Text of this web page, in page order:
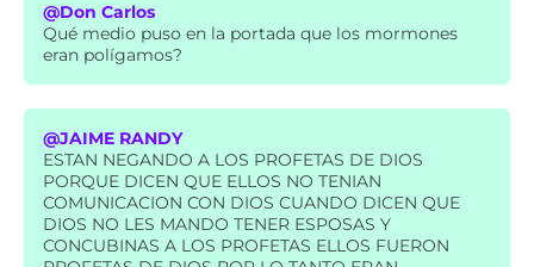
@Don Carlos
Qué medio puso en la portada que los mormones
eran polígamos?
@JAIME RANDY
ESTAN NEGANDO A LOS PROFETAS DE DIOS
PORQUE DICEN QUE ELLOS NO TENIAN
COMUNICACION CON DIOS CUANDO DICEN QUE
DIOS NO LES MANDO TENER ESPOSAS Y
CONCUBINAS A LOS PROFETAS ELLOS FUERON